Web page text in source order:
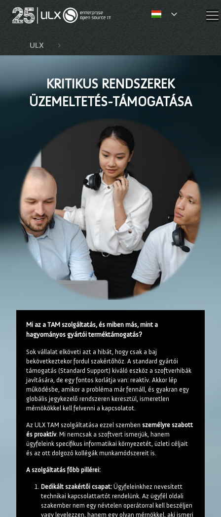
✕
ULX
KRITIKUS RENDSZEREK
ÜZEMELTETÉS-TÁMOGATÁSA
Mi az a TAM szolgáltatás, és miben más, mint a
hagyományos gyártói terméktámogatás?
Sok vállalat elköveti azt a hibát, hogy csak a baj
bekövetkeztekor fordul szakértőhöz. A standard gyártói
támogatás (Standard Support) kiváló eszköz a szoftverhibák
javítására, de egy fontos korlátja van: reaktív. Akkor lép
működésbe, amikor a probléma már fennáll, és gyakran egy
globális jegykezelő rendszeren keresztül, ismeretlen
mérnökökkel kell felvenni a kapcsolatot.
Az ULX TAM szolgáltatása ezzel szemben személyre szabott
és proaktív. Mi nemcsak a szoftvert ismerjük, hanem
ügyfeleink specifikus informatikai környezetét, üzleti céljait
és az ott dolgozó kollégák munkamódszereit is.
A szolgáltatás főbb pillérei:
Dedikált szakértői csapat: Ügyfeleinkhez nevesített
technikai kapcsolattartót rendelünk. Az ügyfél oldali
szakember nem egy névtelen operátorral kell beszéljen
vagy levelezzen, hanem egy olyan mérnökkel, aki ismeri